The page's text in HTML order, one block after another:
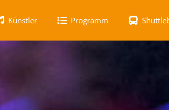
Künstler Programm